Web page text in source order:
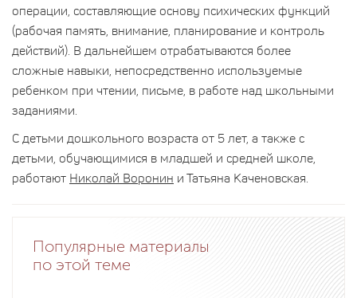
операции, составляющие основу психических функций
(рабочая память, внимание, планирование и контроль
действий). В дальнейшем отрабатываются более
сложные навыки, непосредственно используемые
ребенком при чтении, письме, в работе над школьными
заданиями.
С детьми дошкольного возраста от 5 лет, а также с
детьми, обучающимися в младшей и средней школе,
работают Николай Воронин и Татьяна Каченовская.
Популярные материалы
по этой теме